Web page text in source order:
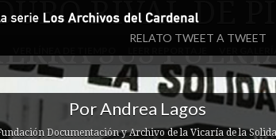
RELATO TWEET A TWEET
RIVAL DE
SUS
Por Andrea Lagos
Documentación y Archivo de la Vicaría de la